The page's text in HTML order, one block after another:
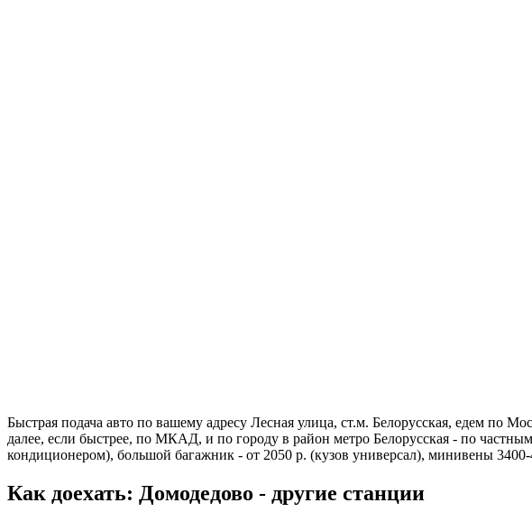
Быстрая подача авто по вашему адресу Лесная улица, ст.м. Белорусская, едем
далее, если быстрее, по МКАД, и по городу в район метро Белорусская - по
кондиционером), большой багажник - от 2050 р. (кузов универсал), минивены
Как доехать: Домодедово - другие станции